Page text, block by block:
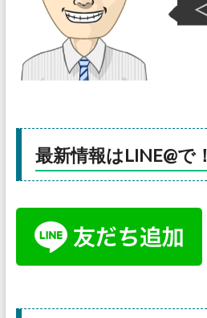
最新情報はLINE@で！